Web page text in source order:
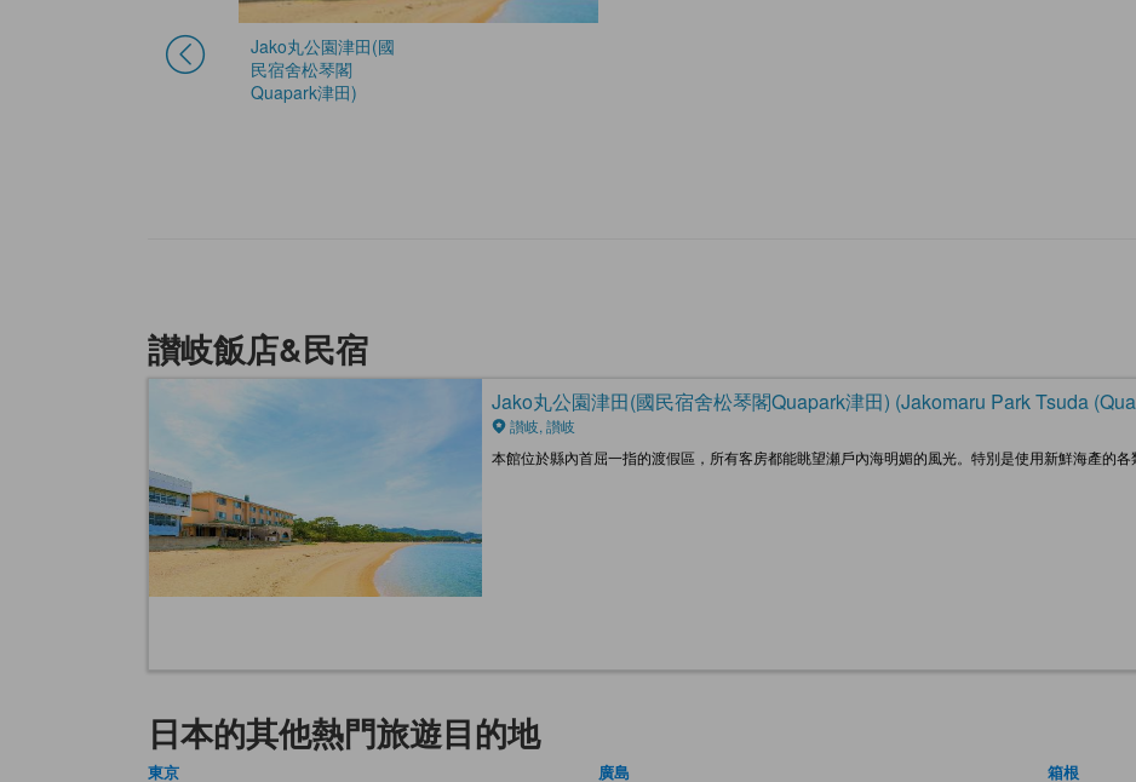
Jako丸公園津田(國
民宿舍松琴閣
Quapark津田)
讃岐飯店&民宿
Jako丸公園津田(國民宿舍松琴閣Quapark津田) (Jakomaru Park Tsuda
讃岐, 讃岐
本館位於縣內首屈一指的渡假區，所有客房都能眺望瀬戶內海明媚的風光。特別是使用新鮮海產的各
日本的其他熱門旅遊目的地
東京
廣島
箱根